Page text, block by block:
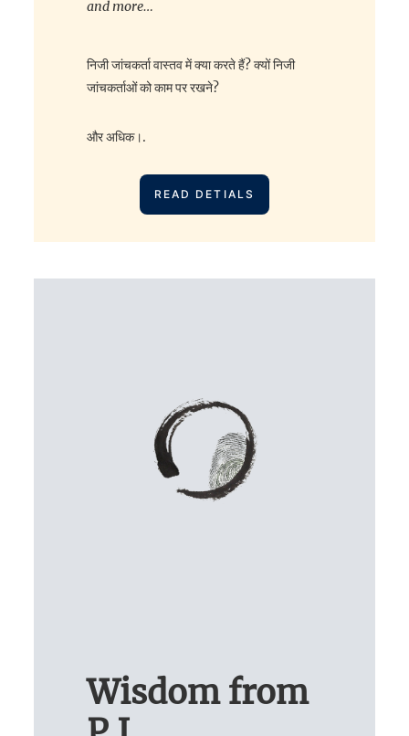
and more…
निजी जांचकर्ता वास्तव में क्या करते हैं? क्यों निजी
जांचकर्ताओं को काम पर रखने?
और अधिक।.
READ DETIALS
Wisdom from